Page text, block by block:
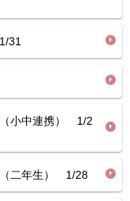
31
小中連携） 1/2
二年生） 1/28